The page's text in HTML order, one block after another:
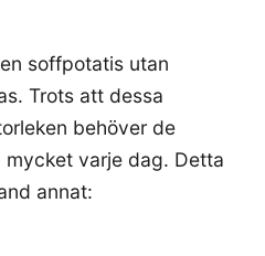
soffpotatis utan
Trots att dessa
behöver de
varje dag. Detta
annat: